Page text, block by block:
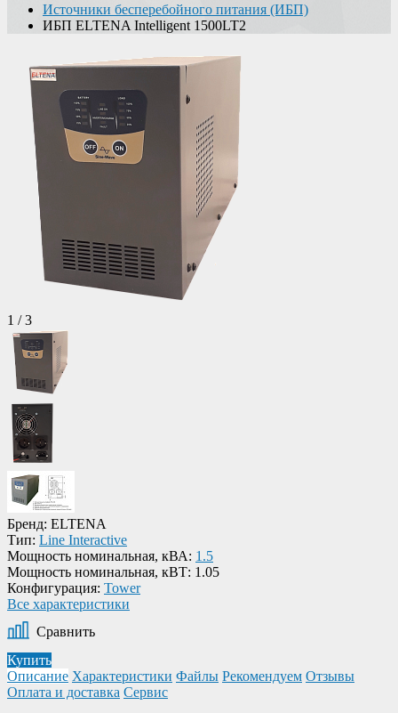
Источники бесперебойного питания (ИБП)
ИБП ELTENA Intelligent 1500LT2
1 /3
Бренд: ELTENA
Тип: Line Interactive
Мощность номинальная, кВА: 1.5
Мощность номинальная, кВТ: 1.05
Конфигурация: Tower
Все характеристики
Сравнить
Купить
Описание Характеристики Файлы Рекомендуем Отзывы
Оплата и доставка Сервис